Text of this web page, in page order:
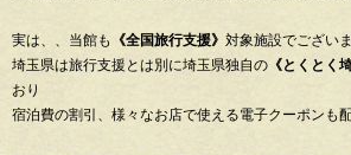
実は、、当館も 《全国旅行支援》 対象施設でございま
埼玉県は旅行支援とは別に埼玉県独自の 《とくとく
おり
宿泊費の割引、様々なお店で使える電子クーポンも